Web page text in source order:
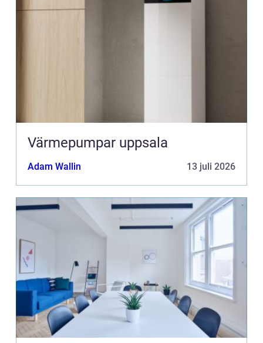
Värmepumpar uppsala
Adam Wallin 13 juli 2026